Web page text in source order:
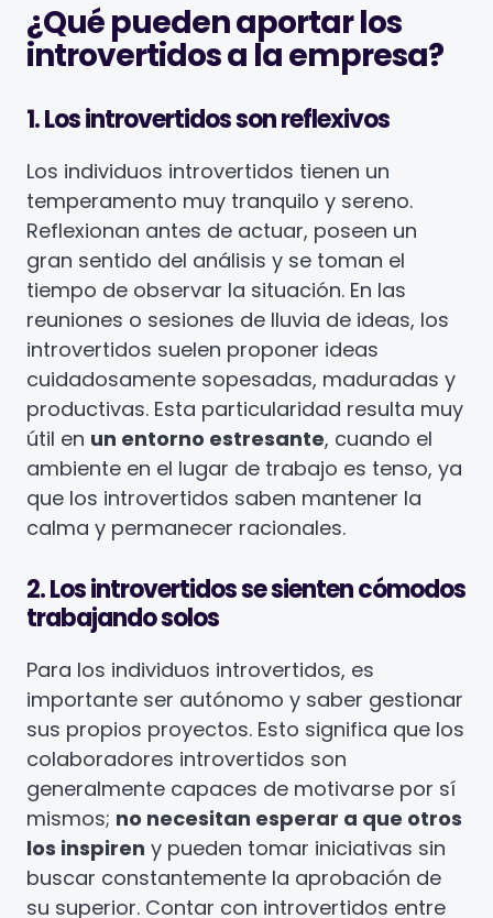
¿Qué pueden aportar los
introvertidos a la empresa?
1. Los introvertidos son reflexivos
Los individuos introvertidos tienen un
temperamento muy tranquilo y sereno.
Reflexionan antes de actuar, poseen un
gran sentido del análisis y se toman el
tiempo de observar la situación. En las
reuniones o sesiones de lluvia de ideas, los
introvertidos suelen proponer ideas
cuidadosamente sopesadas, maduradas y
productivas. Esta particularidad resulta muy
útil en un entorno estresante, cuando el
ambiente en el lugar de trabajo es tenso, ya
que los introvertidos saben mantener la
calma y permanecer racionales.
2. Los introvertidos se sienten cómodos
trabajando solos
Para los individuos introvertidos, es
importante ser autónomo y saber gestionar
sus propios proyectos. Esto significa que los
colaboradores introvertidos son
generalmente capaces de motivarse por sí
mismos; no necesitan esperar a que otros
los inspiren y pueden tomar iniciativas sin
buscar constantemente la aprobación de
su superior. Contar con introvertidos entre